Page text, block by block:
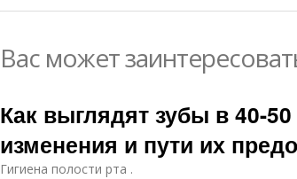
Вас может
Как выглядят зубы в 40-
изменения и пути их
Гигиена полости рта .